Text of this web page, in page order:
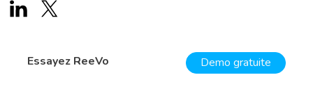
Essayez ReeVo Demo gratuite